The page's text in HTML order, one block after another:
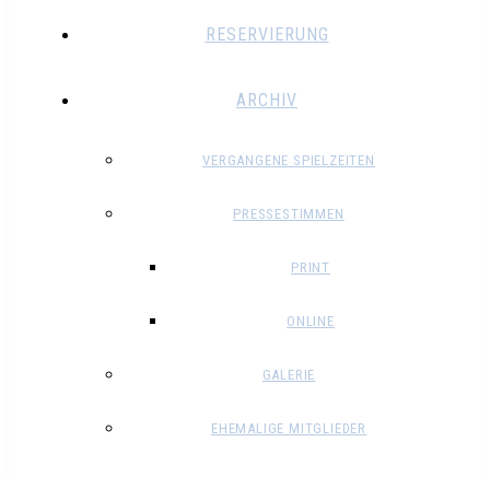
RESERVIERUNG
ARCHIV
VERGANGENE SPIELZEITEN
PRESSESTIMMEN
PRINT
ONLINE
GALERIE
EHEMALIGE MITGLIEDER